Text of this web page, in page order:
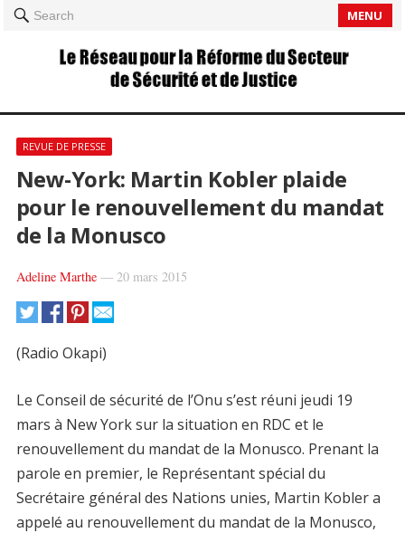
Search MENU
REVUE DE PRESSE
New-York: Martin Kobler plaide
pour le renouvellement du mandat
de la Monusco
Adeline Marthe— 20 mars 2015
(Radio Okapi)
Le Conseil de sécurité de l’Onu s’est réuni jeudi 19
mars à New York sur la situation en RDC et le
renouvellement du mandat de la Monusco. Prenant la
parole en premier, le Représentant spécial du
Secrétaire général des Nations unies, Martin Kobler a
appelé au renouvellement du mandat de la Monusco,